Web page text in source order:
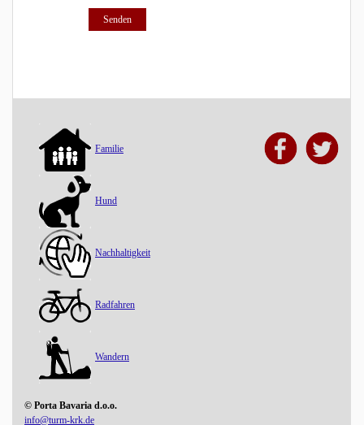
Familie
Hund
Nachhaltigkeit
Radfahren
Wandern
© Porta Bavaria d.o.o.
info@turm-krk.de